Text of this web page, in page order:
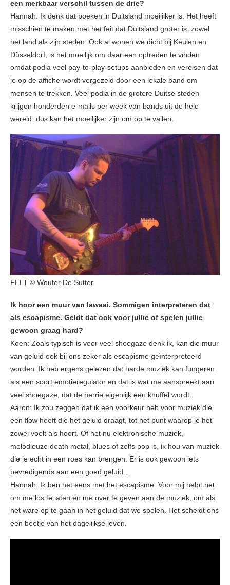
een merkbaar verschil tussen de drie?
Hannah: Ik denk dat boeken in Duitsland moeilijker is. Het heeft
misschien te maken met het feit dat Duitsland groter is, zowel
het land als zijn steden. Ook al wonen we dicht bij Keulen en
Düsseldorf, is het moeilijk om daar een optreden te vinden
omdat podia veel pay-to-play-setups aanbieden en vereisen dat
je op de affiche wordt vergezeld door een lokale band om
mensen te trekken. Veel podia in de grotere Duitse steden
krijgen honderden e-mails per week van bands uit de hele
wereld, dus kan het moeilijker zijn om op te vallen.
FELT © Wouter De Sutter
Ik hoor een muur van lawaai. Sommigen interpreteren dat
als escapisme. Geldt dat ook voor jullie of spelen jullie
gewoon graag hard?
Koen: Zoals typisch is voor veel shoegaze denk ik, kan die muur
van geluid ook bij ons zeker als escapisme geïnterpreteerd
worden. Ik heb ergens gelezen dat harde muziek kan fungeren
als een soort emotieregulator en dat is wat me aanspreekt aan
veel shoegaze, dat de herrie eigenlijk een knuffel wordt.
Aaron: Ik zou zeggen dat ik een voorkeur heb voor muziek die
een flow heeft die het geluid draagt, tot het punt waarop je het
zowel voelt als hoort. Of het nu elektronische muziek,
melodieuze death metal, blues of zelfs pop is, ik hou van muziek
die je echt in een roes kan brengen. Er is ook gewoon iets
bevredigends aan een goed geluid…
Hannah: Ik ben het eens met het escapisme. Voor mij helpt het
om me los te laten en me over te geven aan de muziek, om als
het ware op te gaan in het geluid dat we spelen. Het scheidt ons
een beetje van het dagelijkse leven.